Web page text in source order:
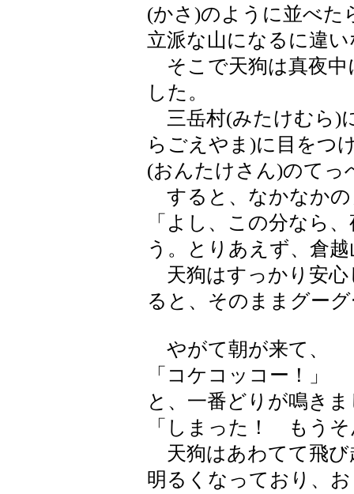
(かさ)のように並べた
立派な山になるに違
そこで天狗は真夜中
した。
三岳村(みたけむら)
らごえやま)に目をつ
(おんたけさん)のてっ
すると、なかなかの
「よし、この分なら
う。とりあえず、倉
天狗はすっかり安心
ると、そのままグー
やがて朝が来て、
「コケコッコー！」
と、一番どりが鳴き
「しまった！ もう
天狗はあわてて飛び
明るくなっており、